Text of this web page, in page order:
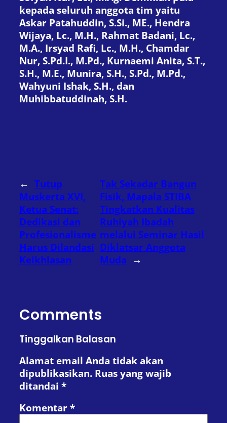
kepada seluruh anggota tim yaitu
Askar Patahuddin, S.Si., ME., Hendra
Wijaya, Lc., M.H., Rahmat Badani, Lc.,
M.A., Irsyad Rafi, Lc., M.H., Chamdar
Nur, S.Pd.I., M.Pd., Kurnaemi Anita, S.T.,
S.H., M.E., Munira, S.H., S.Pd., M.Pd.,
Wahyuni Ishak, S.H., dan
Muhibbatuddinah, S.H.
← Tutup
Muskerta XVI,
Ketua Senat:
Dedikasi dan
Profesionalisme
Harus Dilandasi
Keikhlasan
Tak Sekadar Bangun
Fisik, Mapala STIBA
Tingkatkan Kualitas
Ruhiyah Ibadah
melalui Seminar Hasil
Diklatsar Anggota
Muda →
Comments
Tinggalkan Balasan
Alamat email Anda tidak akan
dipublikasikan. Ruas yang wajib
ditandai *
Komentar *